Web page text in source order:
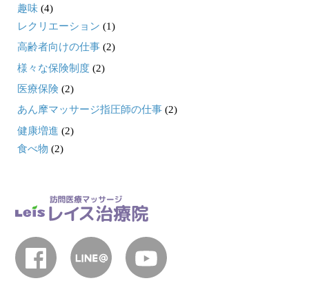
趣味 (4)
レクリエーション (1)
高齢者向けの仕事 (2)
様々な保険制度 (2)
医療保険 (2)
あん摩マッサージ指圧師の仕事 (2)
健康増進 (2)
食べ物 (2)